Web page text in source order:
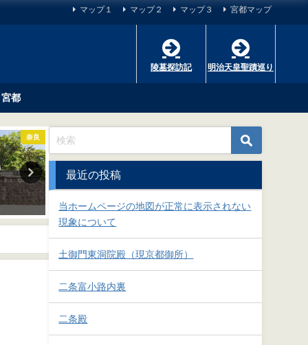
マップ１ マップ２ マップ３ 宮都マップ
陵墓探訪記 明治天皇聖蹟巡り
宮都
奈良
開化天皇 春日率川坂上陵
2018-10-01 2018-09-29
最近の投稿
当ホームページの地図が正常に表示されない
現象について
土御門東洞院殿（現京都御所）
二条富小路内裏
二条殿